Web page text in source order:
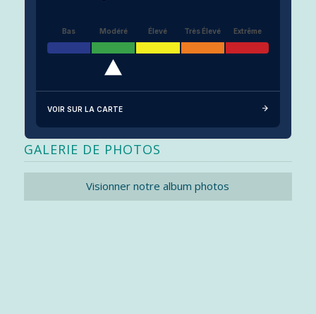
Bas Modéré Élevé Très Élevé Extrême
VOIR SUR LA CARTE
GALERIE DE PHOTOS
Visionner notre album photos